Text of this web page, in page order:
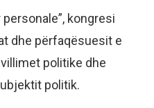
kongresi
dhe përfaqësuesit e
politike dhe
politik.